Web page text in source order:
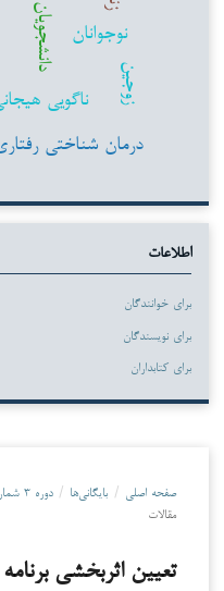
دانشجویان نوجوانان
درمان شناختی
ناگویی زوجین
اطلاعات
برای خوانندگان
برای نویسندگان
برای کتابداران
صفحه اصلی / بایگانی‌ها / دوره ۳ شماره ۵ (۱۴۰۳): مجموعه مقالات رفتار و ذهن
مقالات
تعیین اثربخشی